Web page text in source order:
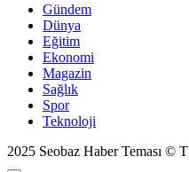
Gündem
Dünya
Eğitim
Ekonomi
Magazin
Sağlık
Spor
Teknoloji
2025 Seobaz Haber Teması ©